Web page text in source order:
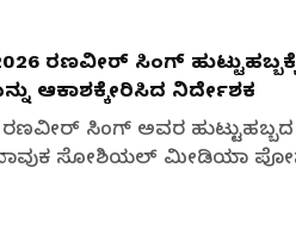
ರಣವೀರ್ ಸಿಂಗ್
ಆಕಾಶಕ್ಕೇರಿಸಿದ ನಿರ್ದೇಶಕ
ರಣವೀರ್ ಸಿಂಗ್ ಅವರ
ಭಾವುಕ ಸೋಶಿಯಲ್ ಮೀಡಿಯಾ